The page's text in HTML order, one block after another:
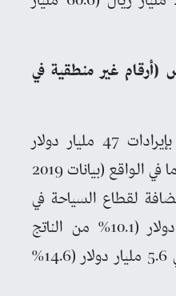
(أرقام غير منطقية في
في الصورة: يظهر الأردن بإيرادات 47 مليار دولار
وتونس بـ 44 مليار دولار، أما في الواقع (بيانات 2019
لقطاع السياحة في
الأردن حوالي 4.4 مليار دولار (10.1% من الناتج
المحلي)، وفي تونس حوالي 5.6 مليار دولار (14.6%